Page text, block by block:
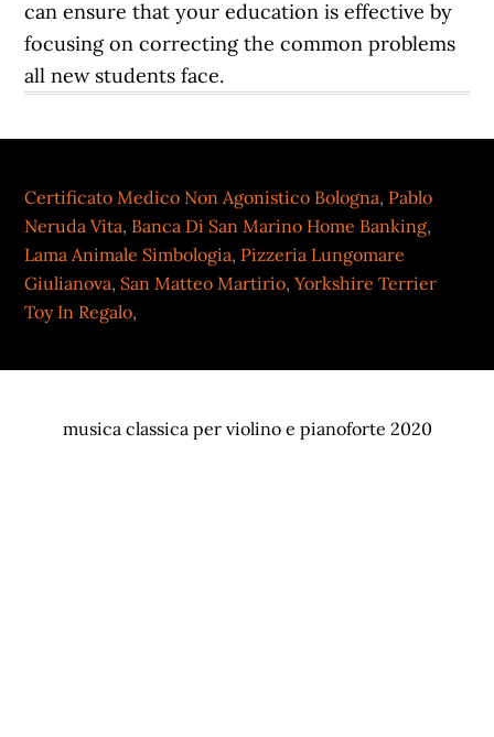
Certificato Medico Non Agonistico Bologna, Pablo
Neruda Vita, Banca Di San Marino Home Banking,
Lama Animale Simbologia, Pizzeria Lungomare
Giulianova, San Matteo Martirio,Yorkshire Terrier
Toy In Regalo,
musica classica per violino e pianoforte 2020